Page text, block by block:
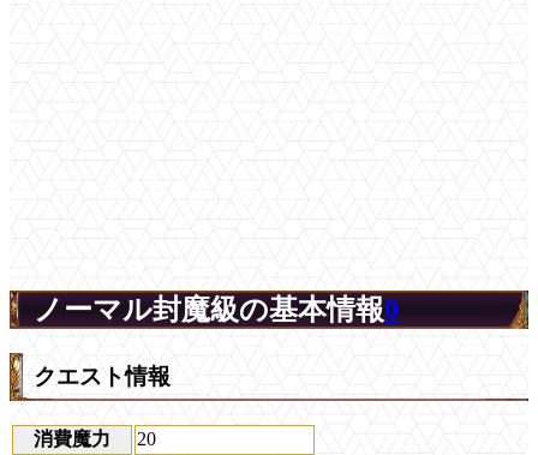
ノーマル封魔級の基本情報0
クエスト情報
消費魔力
20